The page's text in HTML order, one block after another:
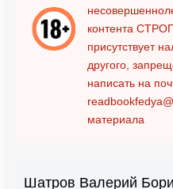
контента
присутствует
другого,
написать на
материала
Шатров Валерий